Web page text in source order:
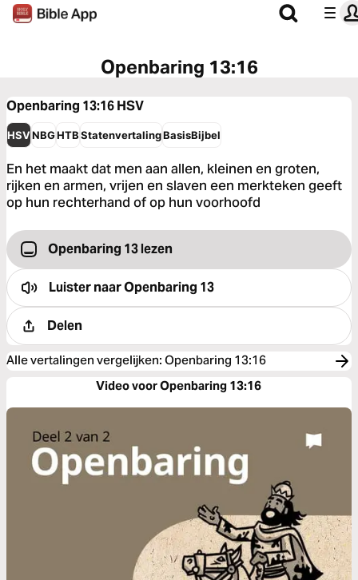
Openbaring 13:16
Openbaring 13:16HSV
HSVNBGHTBStatenvertalingBasisBijbel
En het maakt dat men aan allen, kleinen en groten,
rijken en armen, vrijen en slaven een merkteken geeft
op hun rechterhand of op hun voorhoofd
Openbaring 13 lezen
Luister naarOpenbaring 13
Delen
Alle vertalingen vergelijken: Openbaring 13:16
Video voor Openbaring 13:16